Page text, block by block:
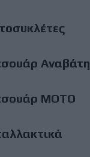
Αναβάτη
ΜΟΤΟ